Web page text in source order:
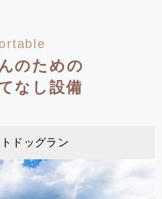
のための
なし設備
ドッグラン